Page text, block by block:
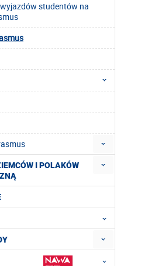
studentów na
I POLAKÓW